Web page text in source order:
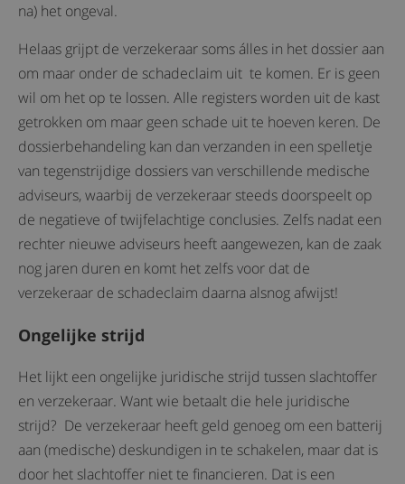
na) het ongeval.
Helaas grijpt de verzekeraar soms álles in het dossier aan
om maar onder de schadeclaim uit te komen. Er is geen
wil om het op te lossen. Alle registers worden uit de kast
getrokken om maar geen schade uit te hoeven keren. De
dossierbehandeling kan dan verzanden in een spelletje
van tegenstrijdige dossiers van verschillende medische
adviseurs, waarbij de verzekeraar steeds doorspeelt op
de negatieve of twijfelachtige conclusies. Zelfs nadat een
rechter nieuwe adviseurs heeft aangewezen, kan de zaak
nog jaren duren en komt het zelfs voor dat de
verzekeraar de schadeclaim daarna alsnog afwijst!
Ongelijke strijd
Het lijkt een ongelijke juridische strijd tussen slachtoffer
en verzekeraar. Want wie betaalt die hele juridische
strijd? De verzekeraar heeft geld genoeg om een batterij
aan (medische) deskundigen in te schakelen, maar dat is
door het slachtoffer niet te financieren. Dat is een